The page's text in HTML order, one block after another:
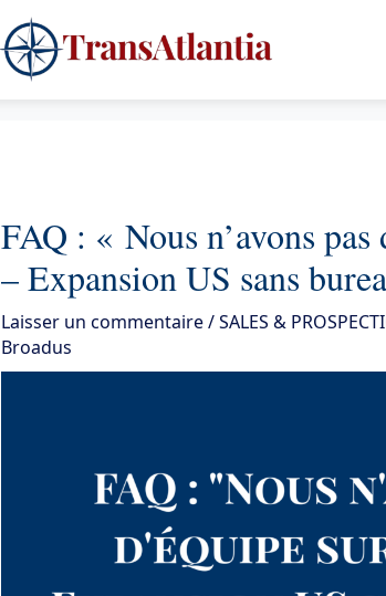
FAQ : « Nous n’avons
– Expansion US sans
Laisser un commentaire/SALES &
Broadus